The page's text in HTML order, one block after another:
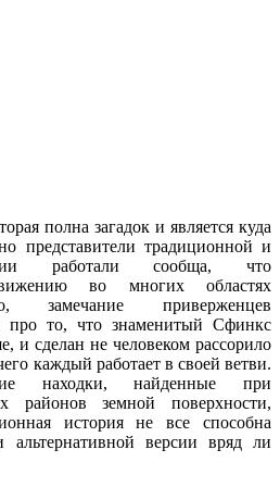
полна загадок и является куда
представители традиционной и
работали сообща, что
во многих областях
замечание приверженцев
про то, что знаменитый Сфинкс
и сделан не человеком рассорило
каждый работает в своей ветви.
находки, найденные при
районов земной поверхности,
история не все способна
версии вряд ли